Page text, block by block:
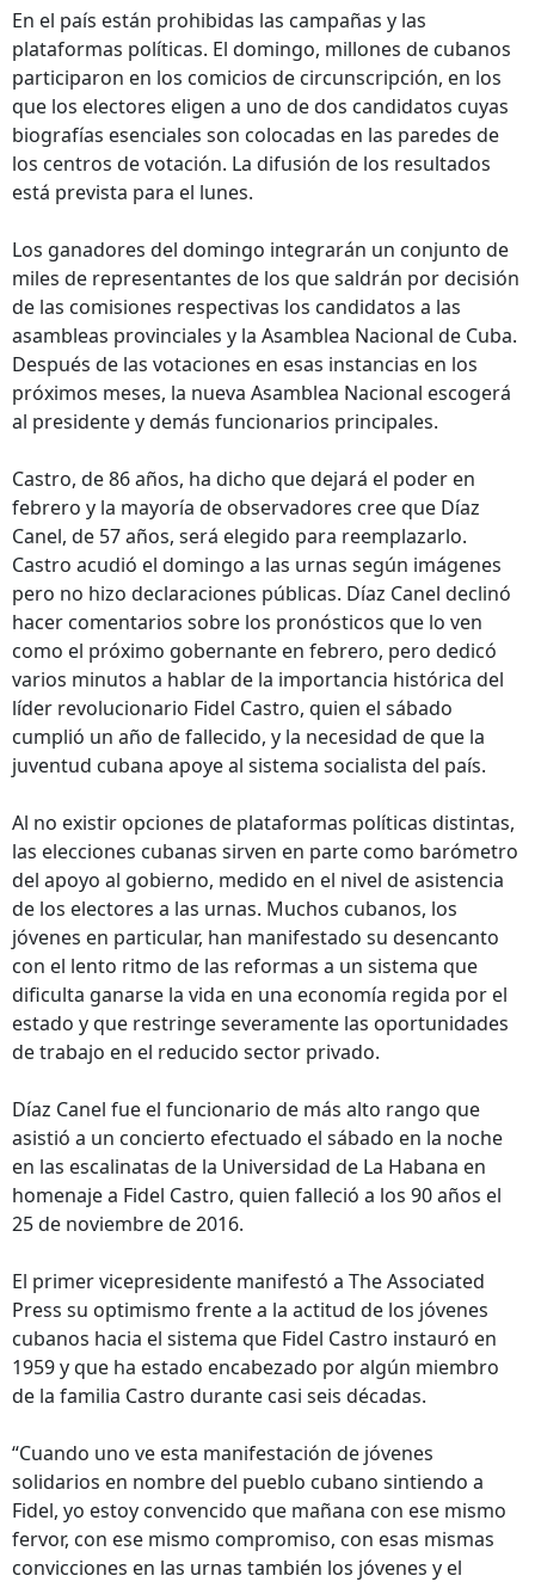
En el país están prohibidas las campañas y las
plataformas políticas. El domingo, millones de cubanos
participaron en los comicios de circunscripción, en los
que los electores eligen a uno de dos candidatos cuyas
biografías esenciales son colocadas en las paredes de
los centros de votación. La difusión de los resultados
está prevista para el lunes.
Los ganadores del domingo integrarán un conjunto de
miles de representantes de los que saldrán por decisión
de las comisiones respectivas los candidatos a las
asambleas provinciales y la Asamblea Nacional de Cuba.
Después de las votaciones en esas instancias en los
próximos meses, la nueva Asamblea Nacional escogerá
al presidente y demás funcionarios principales.
Castro, de 86 años, ha dicho que dejará el poder en
febrero y la mayoría de observadores cree que Díaz
Canel, de 57 años, será elegido para reemplazarlo.
Castro acudió el domingo a las urnas según imágenes
pero no hizo declaraciones públicas. Díaz Canel declinó
hacer comentarios sobre los pronósticos que lo ven
como el próximo gobernante en febrero, pero dedicó
varios minutos a hablar de la importancia histórica del
líder revolucionario Fidel Castro, quien el sábado
cumplió un año de fallecido, y la necesidad de que la
juventud cubana apoye al sistema socialista del país.
Al no existir opciones de plataformas políticas distintas,
las elecciones cubanas sirven en parte como barómetro
del apoyo al gobierno, medido en el nivel de asistencia
de los electores a las urnas. Muchos cubanos, los
jóvenes en particular, han manifestado su desencanto
con el lento ritmo de las reformas a un sistema que
dificulta ganarse la vida en una economía regida por el
estado y que restringe severamente las oportunidades
de trabajo en el reducido sector privado.
Díaz Canel fue el funcionario de más alto rango que
asistió a un concierto efectuado el sábado en la noche
en las escalinatas de la Universidad de La Habana en
homenaje a Fidel Castro, quien falleció a los 90 años el
25 de noviembre de 2016.
El primer vicepresidente manifestó a The Associated
Press su optimismo frente a la actitud de los jóvenes
cubanos hacia el sistema que Fidel Castro instauró en
1959 y que ha estado encabezado por algún miembro
de la familia Castro durante casi seis décadas.
“Cuando uno ve esta manifestación de jóvenes
solidarios en nombre del pueblo cubano sintiendo a
Fidel, yo estoy convencido que mañana con ese mismo
fervor, con ese mismo compromiso, con esas mismas
convicciones en las urnas también los jóvenes y el